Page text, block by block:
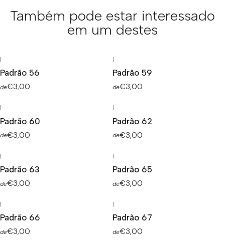
Também pode estar interessado
em um destes
|
Padrão 56
de€3,00
|
Padrão 59
de€3,00
|
Padrão 60
de€3,00
|
Padrão 62
de€3,00
|
Padrão 63
de€3,00
|
Padrão 65
de€3,00
|
Padrão 66
de€3,00
|
Padrão 67
de€3,00